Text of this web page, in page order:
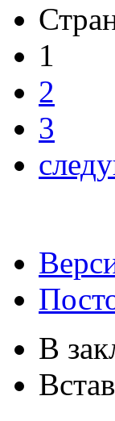
1
2
3
В